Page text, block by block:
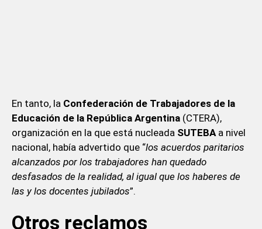
En tanto, la Confederación de Trabajadores de la
Educación de la República Argentina(CTERA),
organización en la que está nucleada SUTEBAa nivel
nacional, había advertido que “los acuerdos paritarios
alcanzados por los trabajadores han quedado
desfasados de la realidad, al igual que los haberes de
las y los docentes jubilados”.
Otros reclamos